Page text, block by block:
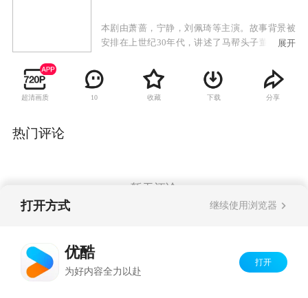
本剧由萧蔷，宁静，刘佩琦等主演。故事背景被
安排在上世纪30年代，讲述了马帮头子董义和一
姑、尹家贤、十八妹四个传奇女子荡气回肠的爱
情。
展开
超清画质 10 收藏 下载 分享
热门评论
暂无评论
打开方式 继续使用浏览器
优酷
为好内容全力以赴
打开